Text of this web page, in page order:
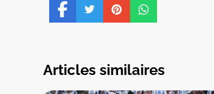
Articles similaires